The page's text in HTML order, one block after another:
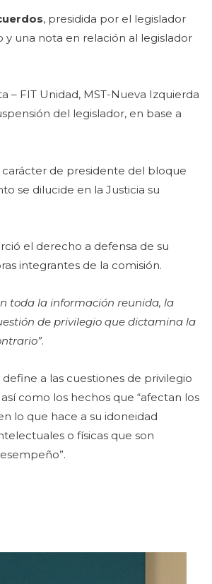
, presidida por el legislador
y una nota en relación al legislador
– FIT Unidad, MST-Nueva Izquierda
del legislador, en base a
de presidente del bloque
se dilucide en la Justicia su
el derecho a defensa de su
integrantes de la comisión.
toda la información reunida, la
de privilegio que dictamina la
.
a las cuestiones de privilegio
como los hechos que “afectan los
lo que hace a su idoneidad
o físicas que son